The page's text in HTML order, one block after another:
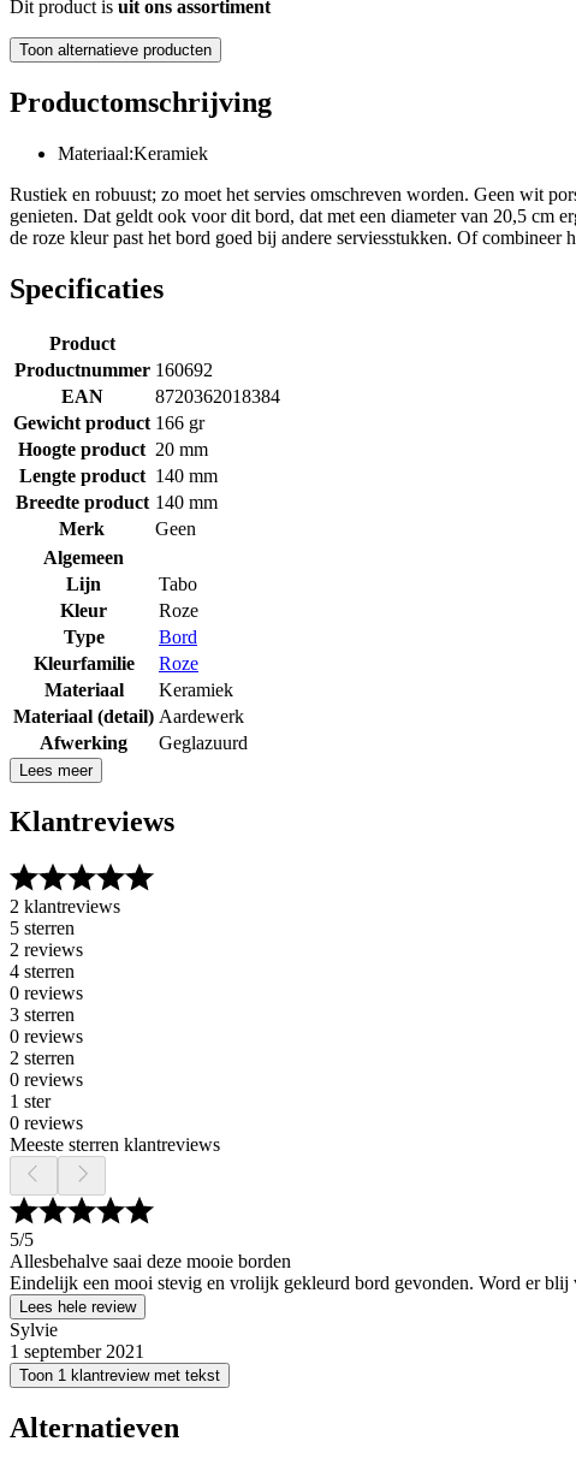
Dit product is uit ons assortiment
Toon alternatieve producten
Productomschrijving
Materiaal:Keramiek
Rustiek en robuust; zo moet het servies omschreven worden. Geen wit
genieten. Dat geldt ook voor dit bord, dat met een diameter van 20,5 cm
de roze kleur past het bord goed bij andere serviesstukken. Of combineer
Specificaties
Product
Productnummer 160692
EAN
8720362018384
Gewicht product 166 gr
Hoogte product 20 mm
Lengte product 140 mm
Breedte product 140 mm
Merk
Geen
Algemeen
Lijn
Tabo
Kleur
Roze
Type
Bord
Kleurfamilie
Roze
Materiaal
Keramiek
Materiaal (detail) Aardewerk
Afwerking
Geglazuurd
Lees meer
Klantreviews
2 klantreviews
5 sterren
2 reviews
4 sterren
0 reviews
3 sterren
0 reviews
2 sterren
0 reviews
1 ster
0 reviews
Meeste sterren klantreviews
5/5
Allesbehalve saai deze mooie borden
Eindelijk een mooi stevig en vrolijk gekleurd bord gevonden. Word er blij
Lees hele review
Sylvie
1 september 2021
Toon 1 klantreview met tekst
Alternatieven